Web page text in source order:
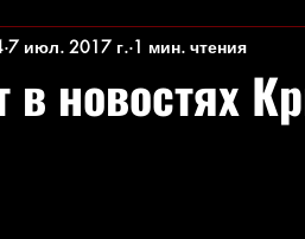
в новостях
7 июл. 2017 г. 1 мин. чтения